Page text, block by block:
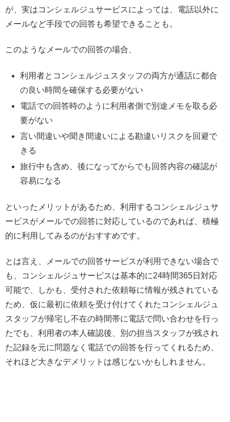
が、実はコンシェルジュサービスによっては、電話以外に
メールなど手段での回答も希望できることも。
このようなメールでの回答の場合、
利用者とコンシェルジュスタッフの両方が通話に都合
の良い時間を確保する必要がない
電話での回答時のように利用者側で別途メモを取る必
要がない
言い間違いや聞き間違いによる勘違いリスクを回避で
きる
旅行中も含め、後になってからでも回答内容の確認が
容易になる
といったメリットがあるため、利用するコンシェルジュサ
ービスがメールでの回答に対応しているのであれば、積極
的に利用してみるのがおすすめです。
とは言え、メールでの回答サービスが利用できない場合で
も、コンシェルジュサービスは基本的に24時間365日対応
可能で、しかも、受付された依頼毎に情報が残されている
ため、仮に最初に依頼を受け付けてくれたコンシェルジュ
スタッフが帰宅し不在の時間帯に電話で問い合わせを行っ
たでも、利用者の本人確認後、別の担当スタッフが残され
た記録を元に問題なく電話での回答を行ってくれるため、
それほど大きなデメリットは感じないかもしれません。